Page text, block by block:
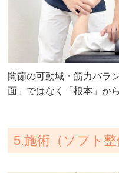
関節の可動域・筋力バラ
面」ではなく「根本」か
5.施術（ソフト整